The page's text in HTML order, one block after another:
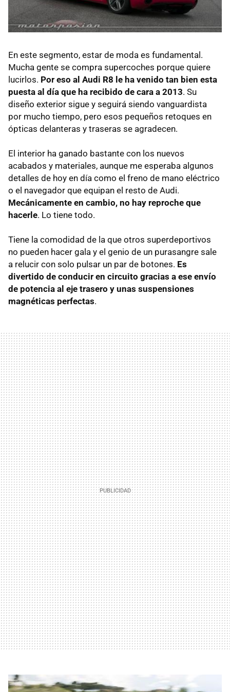
En este segmento, estar de moda es fundamental.
Mucha gente se compra supercoches porque quiere
lucirlos. Por eso al Audi R8 le ha venido tan bien esta
puesta al día que ha recibido de cara a 2013. Su
diseño exterior sigue y seguirá siendo vanguardista
por mucho tiempo, pero esos pequeños retoques en
ópticas delanteras y traseras se agradecen.
El interior ha ganado bastante con los nuevos
acabados y materiales, aunque me esperaba algunos
detalles de hoy en día como el freno de mano eléctrico
o el navegador que equipan el resto de Audi.
Mecánicamente en cambio, no hay reproche que
hacerle. Lo tiene todo.
Tiene la comodidad de la que otros superdeportivos
no pueden hacer gala y el genio de un purasangre sale
a relucir con solo pulsar un par de botones. Es
divertido de conducir en circuito gracias a ese envío
de potencia al eje trasero y unas suspensiones
magnéticas perfectas.